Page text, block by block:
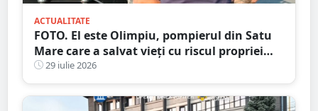
ACTUALITATE
FOTO. El este Olimpiu, pompierul din Satu
Mare care a salvat vieți cu riscul propriei
vieți29 iulie 2026